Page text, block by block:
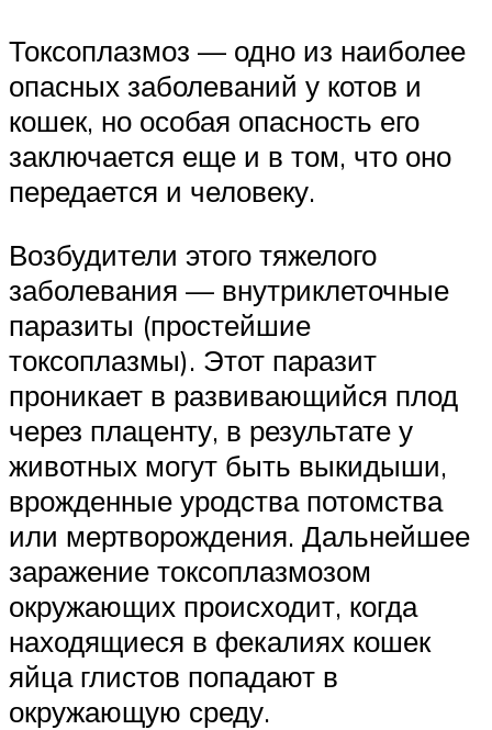
Токсоплазмоз — одно из наиболее
опасных заболеваний у котов и
кошек, но особая опасность его
заключается еще и в том, что оно
передается и человеку.
Возбудители этого тяжелого
заболевания — внутриклеточные
паразиты (простейшие
токсоплазмы). Этот паразит
проникает в развивающийся плод
через плаценту, в результате у
животных могут быть выкидыши,
врожденные уродства потомства
или мертворождения. Дальнейшее
заражение токсоплазмозом
окружающих происходит, когда
находящиеся в фекалиях кошек
яйца глистов попадают в
окружающую среду.